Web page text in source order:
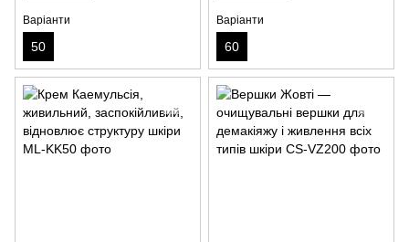
Варіанти
50
Варіанти
60